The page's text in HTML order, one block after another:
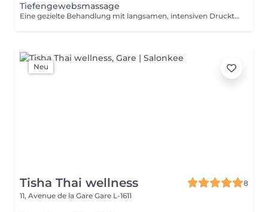
Tiefengewebsmassage
Eine gezielte Behandlung mit langsamen, intensiven Drucktechniken, die auf die tieferen Muskel- und Bindegewebsschichten einwirken. Ideal bei hartnäckigen Verspannungen, Muskelverhärtungen und eingeschränkter Beweglichkeit. Die Behandlung hilft, tief sitzende Spannungen zu lösen und die allgemeine Beweglichkeit zu verbessern.
Neu
Tisha Thai wellness
8
11, Avenue de la Gare Gare L-1611